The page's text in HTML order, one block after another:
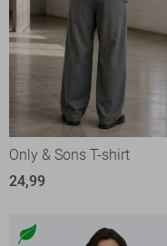
Only & Sons T-shirt
24,99